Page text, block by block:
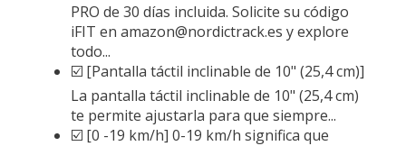
PRO de 30 días incluida. Solicite su código
iFIT en amazon@nordictrack.es y explore
todo...
☑️ [Pantalla táctil inclinable de 10" (25,4 cm)]
La pantalla táctil inclinable de 10" (25,4 cm)
te permite ajustarla para que siempre...
☑️ [0 -19 km/h] 0-19 km/h significa que